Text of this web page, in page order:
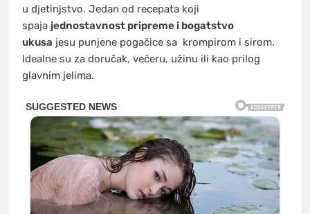
u djetinjstvo. Jedan od recepata koji
spaja jednostavnost pripreme i bogatstvo
ukusa jesu punjene pogačice sa krompirom i sirom.
Idealne su za doručak, večeru, užinu ili kao prilog
glavnim jelima.